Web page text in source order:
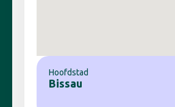
Hoofdstad
Bissau